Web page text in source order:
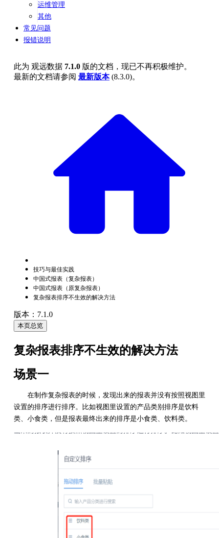
运维管理
其他
常见问题
报错说明
此为 观远数据 7.1.0 版的文档，现已不再积极维护。
最新的文档请参阅 最新版本(8.3.0)。
技巧与最佳实践
中国式报表（复杂报表）
中国式报表（原复杂报表）
复杂报表排序不生效的解决方法
版本：7.1.0
本页总览
复杂报表排序不生效的解决方法
场景一
在制作复杂报表的时候，发现出来的报表并没有按照视图里
设置的排序进行排序。比如视图里设置的产品类别排序是饮料
类、小食类，但是报表最终出来的排序是小食类、饮料类。